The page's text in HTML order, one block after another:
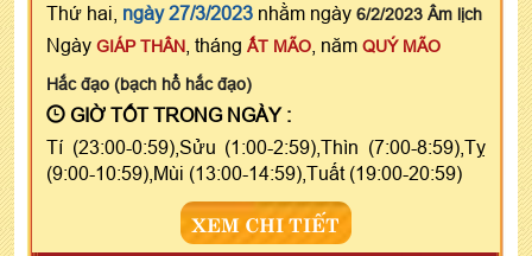
Thứ hai, ngày 27/3/2023 nhằm ngày 6/2/2023 Âm lịch
Ngày GIÁP THÂN , tháng ẤT MÃO , năm QUÝ MÃO
Hắc đạo (bạch hổ hắc đạo)
GIỜ TỐT TRONG NGÀY :
Tí (23:00-0:59),Sửu (1:00-2:59),Thìn (7:00-8:59),Tỵ
(9:00-10:59),Mùi (13:00-14:59),Tuất (19:00-20:59)
XEM CHI TIẾT